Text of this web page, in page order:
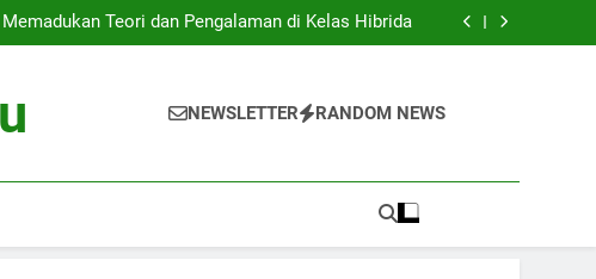
untuk Inovasi Baru
Teori dan Pengalaman di Kelas Hibrida
Siswa: Jembatan Ke Kesuksesan Sarjana
untuk Inovasi Baru
Teori dan Pengalaman di Kelas Hibrida
Siswa: Jembatan Ke Kesuksesan Sarjana
NEWSLETTER RANDOM NEWS